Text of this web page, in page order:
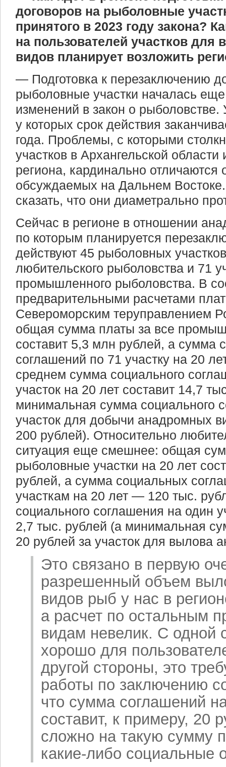
договоров на рыболовные
принятого в 2023 году закона?
на пользователей участков
видов планирует возложить
— Подготовка к перезаключению
рыболовные участки началась
изменений в закон о рыболовстве.
у которых срок действия
года. Проблемы, с которыми
участков в Архангельской области
региона, кардинально отличаются
обсуждаемых на Дальнем
сказать, что они диаметрально
Сейчас в регионе в отношении
по которым планируется
действуют 45 рыболовных
любительского рыболовства и 71
промышленного рыболовства. В
предварительными расчетами
Североморским теруправлением
общая сумма платы за все
составит 5,3 млн рублей, а сумма
соглашений по 71 участку на 20
среднем сумма социального
участок на 20 лет составит 14,7
минимальная сумма социального
участок для добычи анадромных
200 рублей). Относительно
ситуация еще смешнее: общая
рыболовные участки на 20 лет
рублей, а сумма социальных
участкам на 20 лет — 120 тыс.
социального соглашения на один
2,7 тыс. рублей (а минимальная
20 рублей за участок для вылова
Это связано в первую
разрешенный объем
видов рыб у нас в
а расчет по остальным
видам невелик. С одной
хорошо для
другой стороны, это
работы по заключению
что сумма соглашений
составит, к примеру, 20
сложно на такую сумму
какие-либо социальные